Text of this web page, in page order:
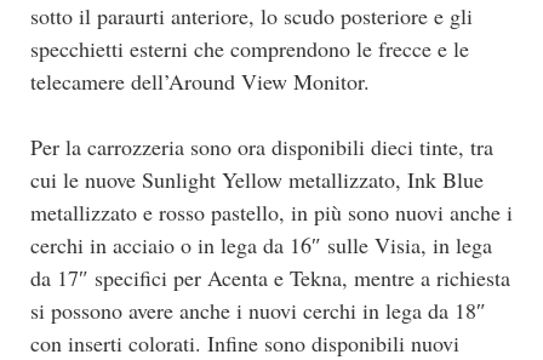
sotto il paraurti anteriore, lo scudo posteriore e gli
specchietti esterni che comprendono le frecce e le
telecamere dell’Around View Monitor.
Per la carrozzeria sono ora disponibili dieci tinte, tra
cui le nuove Sunlight Yellow metallizzato, Ink Blue
metallizzato e rosso pastello, in più sono nuovi anche i
cerchi in acciaio o in lega da 16″ sulle Visia, in lega
da 17″ specifici per Acenta e Tekna, mentre a richiesta
si possono avere anche i nuovi cerchi in lega da 18″
con inserti colorati. Infine sono disponibili nuovi